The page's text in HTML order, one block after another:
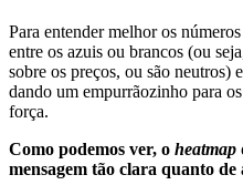
Para entender melhor os
entre os azuis ou brancos (ou
sobre os preços, ou são neutros)
dando um empurrãozinho para
força.
Como podemos ver, o heatmap
mensagem tão clara quanto